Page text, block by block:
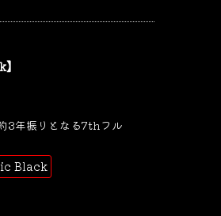
3年振りとなる7thフル
Black